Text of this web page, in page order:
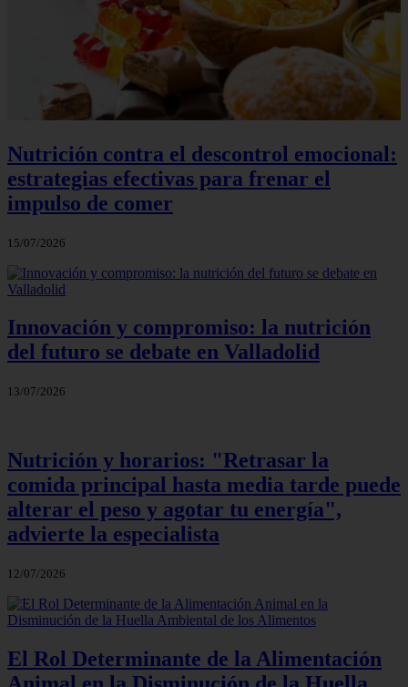
Nutrición contra el descontrol emocional:
estrategias efectivas para frenar el
impulso de comer
15/07/2026
Innovación y compromiso: la nutrición
del futuro se debate en Valladolid
13/07/2026
Nutrición y horarios: "Retrasar la
comida principal hasta media tarde puede
alterar el peso y agotar tu energía",
advierte la especialista
12/07/2026
El Rol Determinante de la Alimentación